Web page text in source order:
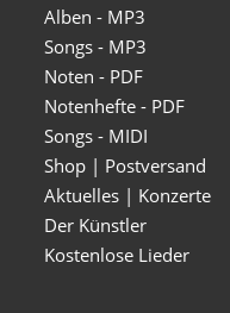
Alben - MP3
Songs - MP3
Noten - PDF
Notenhefte - PDF
Songs - MIDI
Shop | Postversand
Aktuelles | Konzerte
Der Künstler
Kostenlose Lieder